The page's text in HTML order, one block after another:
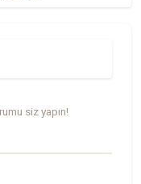
siz yapın!